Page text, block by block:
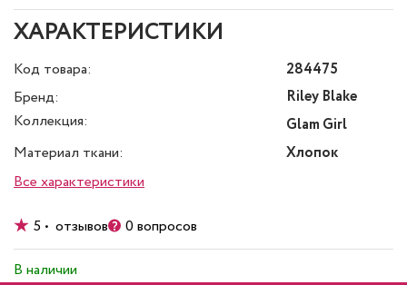
ХАРАКТЕРИСТИКИ
Код товара:
284475
Бренд:
Riley Blake
Коллекция:
Glam Girl
Материал ткани:
Хлопок
Все характеристики
5 • отзывов 0 вопросов
В наличии